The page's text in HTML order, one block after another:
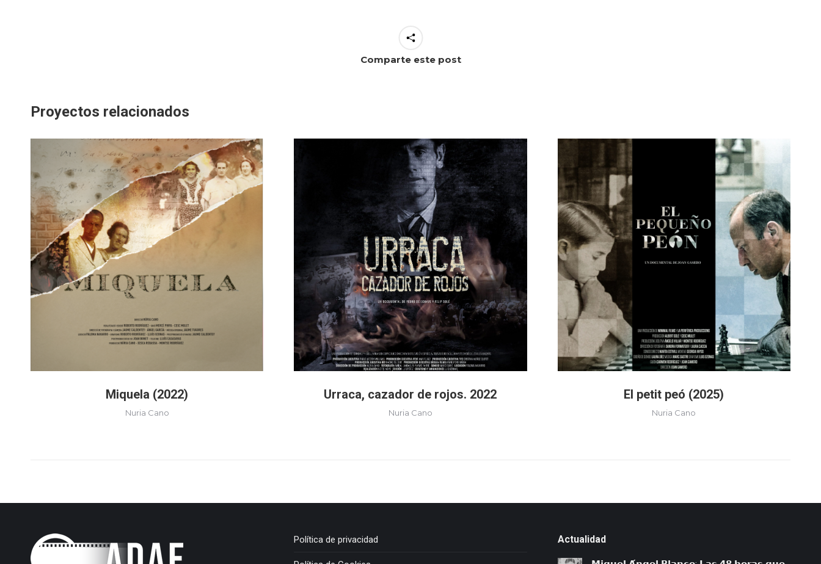
Comparte este post
Proyectos relacionados
Miquela (2022)
Nuria Cano
Urraca, cazador de rojos. 2022
Nuria Cano
El petit peó (2025)
Nuria Cano
Política de privacidad Actualidad